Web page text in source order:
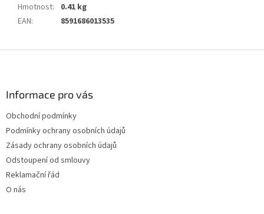
Hmotnost:
0.41 kg
EAN: 8591686013535
Informace pro vás
Obchodní podmínky
Podmínky ochrany osobních údajů
Zásady ochrany osobních údajů
Odstoupení od smlouvy
Reklamační řád
O nás